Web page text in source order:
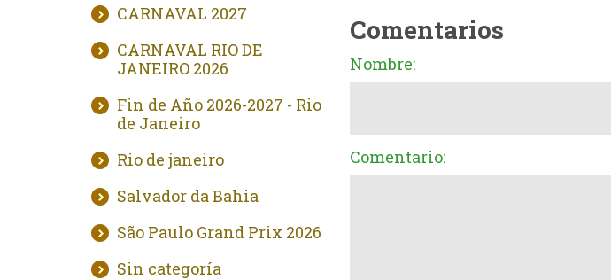
CARNAVAL 2027
CARNAVAL RIO DE
JANEIRO 2026
Fin de Año 2026-2027 - Rio
de Janeiro
Rio de janeiro
Salvador da Bahia
São Paulo Grand Prix 2026
Sin categoría
Comentarios
Nombre:
Comentario: